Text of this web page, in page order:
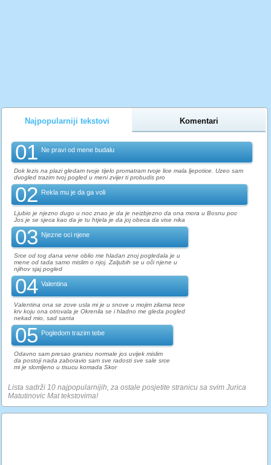
Najpopularniji tekstovi Komentari
01 Ne pravi od mene budalu
Dok lezis na plazi gledam tvoje tijelo promatram tvoje lice mala ljepotice. Uzeo sam
dvogled trazim tvoj pogled u meni zvijer ti probudis pro
02 Rekla mu je da ga voli
Ljubio je njezno dugo u noc znao je da je neizbjezno da ona mora u Bosnu poc
Jos je se sjeca kao da je tu htjela je da joj obeca da vise nika
03 Njezne oci njene
Srce od tog dana vene oblio me hladan znoj pogledala je u
mene od tada samo mislim o njoj. Zaljubih se u oči njene u
njihov sjaj pogled
04 Valentina
Valentina ona se zove usla mi je u snove u mojim zilama tece
krv koju ona otrovala je Okrenila se i hladno me gleda pogled
nekad mio, sad santa
05 Pogledom trazim tebe
Odavno sam presao granicu normale jos uvijek mislim
da postoji nada zaboravio sam sve radosti sve sale srce
mi je slomljeno u tisucu komada Skor
Lista sadrži 10 najpopularnijih, za ostale posjetite stranicu sa svim Jurica
Matutinovic Mat tekstovima!